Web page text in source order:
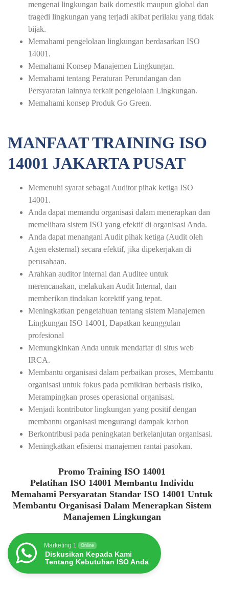
mengenai lingkungan baik domestik maupun global dan
tragedi lingkungan yang terjadi akibat perilaku yang tidak
bijak.
Memahami pengelolaan lingkungan berdasarkan ISO
14001.
Memahami Konsep Manajemen Lingkungan.
Memahami tentang Peraturan Perundangan dan
Persyaratan lainnya terkait pengelolaan Lingkungan.
Memahami konsep Produk Go Green.
MANFAAT TRAINING ISO
14001 JAKARTA PUSAT
Memenuhi syarat sebagai Auditor pihak ketiga ISO
14001.
Anda dapat memandu organisasi dalam menerapkan dan
memelihara sistem ISO yang efektif di organisasi Anda.
Anda dapat menangani Audit pihak ketiga (Audit oleh
Agen eksternal) secara efektif, jika dipekerjakan di
perusahaan.
Arahkan auditor internal dan Auditee untuk
merencanakan, melakukan Audit Internal, dan
memberikan tindakan korektif yang tepat.
Meningkatkan pengetahuan tentang sistem Manajemen
Lingkungan ISO 14001, Dapatkan keunggulan
profesional
Memungkinkan Anda untuk mendaftar di situs web
IRCA.
Membantu organisasi dalam perbaikan proses, Membantu
organisasi untuk fokus pada pemikiran berbasis risiko,
Merampingkan proses operasional organisasi.
Menjadi kontributor lingkungan yang positif dengan
membantu organisasi mengurangi dampak karbon
Berkontribusi pada peningkatan berkelanjutan organisasi.
Meningkatkan efisiensi manajemen rantai pasokan.
Promo Training ISO 14001
Pelatihan ISO 14001 Membantu Individu
Memahami Persyaratan Standar ISO 14001 Untuk
Membantu Organisasi Dalam Menerapkan Sistem
Manajemen Lingkungan
Marketing 1 Online
Diskusikan Kepada Kami
Tentang Kebutuhan ISO Anda